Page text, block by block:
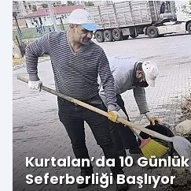
Kurtalan’da 10
Seferberliği Başlıyor